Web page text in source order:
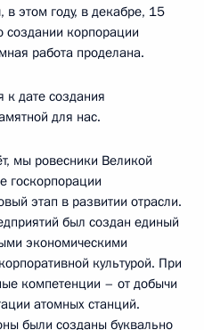
в этом году, в декабре, 15
создании корпорации
работа проделана.
дате создания
для нас.
мы ровесники Великой
госкорпорации
этап в развитии отрасли.
был создан единый
экономическими
культурой. При
компетенции – от добычи
атомных станций.
были созданы буквально